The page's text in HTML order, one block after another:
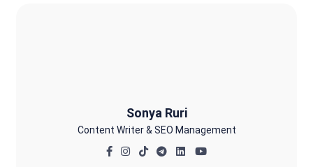
Sonya Ruri
Content Writer & SEO Management